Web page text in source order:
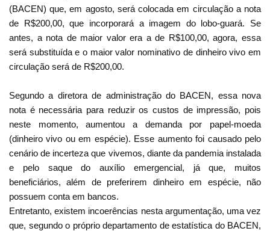
(BACEN) que, em agosto, será colocada em circulação a nota
de R$200,00, que incorporará a imagem do lobo-guará. Se
antes, a nota de maior valor era a de R$100,00, agora, essa
será substituída e o maior valor nominativo de dinheiro vivo em
circulação será de R$200,00.
Segundo a diretora de administração do BACEN, essa nova
nota é necessária para reduzir os custos de impressão, pois
neste momento, aumentou a demanda por papel-moeda
(dinheiro vivo ou em espécie). Esse aumento foi causado pelo
cenário de incerteza que vivemos, diante da pandemia instalada
e pelo saque do auxílio emergencial, já que, muitos
beneficiários, além de preferirem dinheiro em espécie, não
possuem conta em bancos.
Entretanto, existem incoerências nesta argumentação, uma vez
que, segundo o próprio departamento de estatística do BACEN,